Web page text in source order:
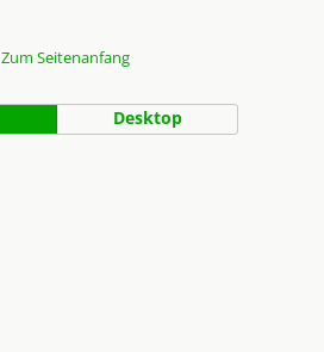
Zum Seitenanfang
Desktop